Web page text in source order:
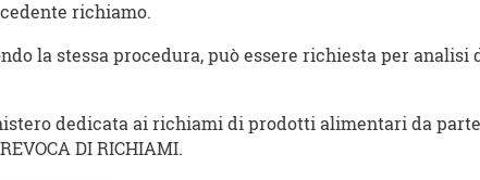
richiamo.
la stessa procedura, può essere richiesta per analisi
dedicata ai richiami di prodotti alimentari da
DI RICHIAMI.